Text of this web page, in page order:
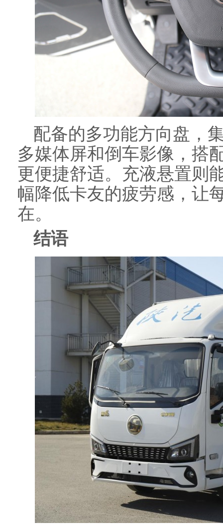
配备的多功能方向盘，
多媒体屏和倒车影像，搭
更便捷舒适。充液悬置则
幅降低卡友的疲劳感，让
在。
结语